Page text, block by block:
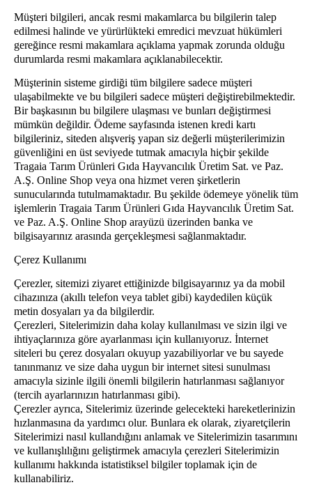
Müşteri bilgileri, ancak resmi makamlarca bu bilgilerin talep
edilmesi halinde ve yürürlükteki emredici mevzuat hükümleri
gereğince resmi makamlara açıklama yapmak zorunda olduğu
durumlarda resmi makamlara açıklanabilecektir.
Müşterinin sisteme girdiği tüm bilgilere sadece müşteri
ulaşabilmekte ve bu bilgileri sadece müşteri değiştirebilmektedir.
Bir başkasının bu bilgilere ulaşması ve bunları değiştirmesi
mümkün değildir. Ödeme sayfasında istenen kredi kartı
bilgileriniz, siteden alışveriş yapan siz değerli müşterilerimizin
güvenliğini en üst seviyede tutmak amacıyla hiçbir şekilde
Tragaia Tarım Ürünleri Gıda Hayvancılık Üretim Sat. ve Paz.
A.Ş. Online Shop veya ona hizmet veren şirketlerin
sunucularında tutulmamaktadır. Bu şekilde ödemeye yönelik tüm
işlemlerin Tragaia Tarım Ürünleri Gıda Hayvancılık Üretim Sat.
ve Paz. A.Ş. Online Shop arayüzü üzerinden banka ve
bilgisayarınız arasında gerçekleşmesi sağlanmaktadır.
Çerez Kullanımı
Çerezler, sitemizi ziyaret ettiğinizde bilgisayarınız ya da mobil
cihazınıza (akıllı telefon veya tablet gibi) kaydedilen küçük
metin dosyaları ya da bilgilerdir.
Çerezleri, Sitelerimizin daha kolay kullanılması ve sizin ilgi ve
ihtiyaçlarınıza göre ayarlanması için kullanıyoruz. İnternet
siteleri bu çerez dosyaları okuyup yazabiliyorlar ve bu sayede
tanınmanız ve size daha uygun bir internet sitesi sunulması
amacıyla sizinle ilgili önemli bilgilerin hatırlanması sağlanıyor
(tercih ayarlarınızın hatırlanması gibi).
Çerezler ayrıca, Sitelerimiz üzerinde gelecekteki hareketlerinizin
hızlanmasına da yardımcı olur. Bunlara ek olarak, ziyaretçilerin
Sitelerimizi nasıl kullandığını anlamak ve Sitelerimizin tasarımını
ve kullanışlılığını geliştirmek amacıyla çerezleri Sitelerimizin
kullanımı hakkında istatistiksel bilgiler toplamak için de
kullanabiliriz.